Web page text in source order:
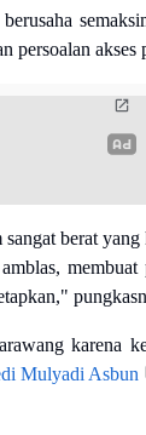
persoalan
berat
karena
Mulyadi Asbun